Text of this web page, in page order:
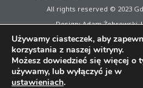
All rights reserved © 2023
Design: Adam
Używamy ciasteczek, aby
korzystania z naszej witryny.
Możesz dowiedzieć się więcej o
używamy, lub wyłączyć je w
ustawieniach.